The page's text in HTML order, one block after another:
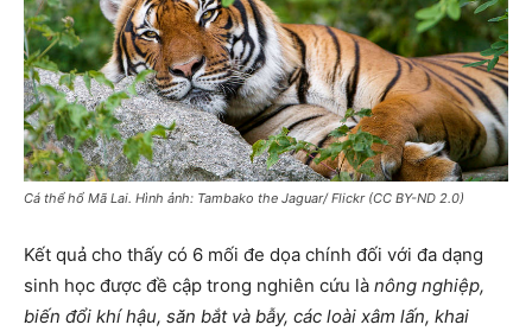
Cá thể hổ Mã Lai. Hình ảnh: Tambako the Jaguar/ Flickr (CC BY-ND 2.0)
Kết quả cho thấy có 6 mối đe dọa chính đối với đa dạng
sinh học được đề cập trong nghiên cứu là nông nghiệp,
biến đổi khí hậu, săn bắt và bẫy, các loài xâm lấn, khai